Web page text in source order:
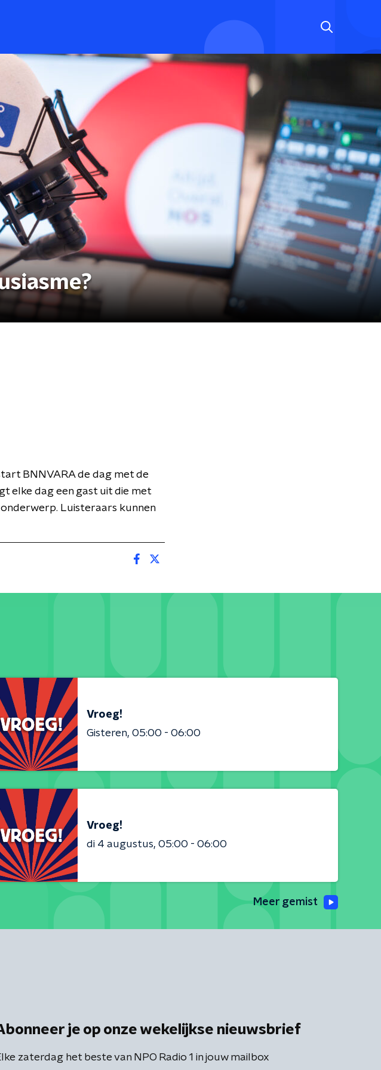
BNNVARA de dag met de
elke dag een gast uit die met
Luisteraars kunnen
Vroeg!
Gisteren 05:00 - 06:00
Vroeg!
di 4 augustus 05:00 - 06:00
Meer gemist
je op onze wekelijkse nieuwsbrief
zaterdag het beste van NPO Radio 1 in jouw mailbox